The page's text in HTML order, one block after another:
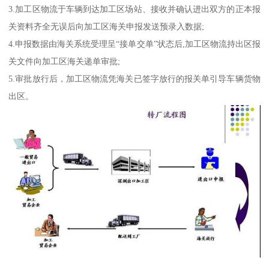
3.加工区物流于车辆到达加工区场站、接收并确认进出双方的正本报
关资料齐全无误后向加工区海关申报发送预录入数据;
4.申报数据由海关系统受理呈“接单交单”状态后,加工区物流持出区报
关文件向加工区海关递单审批;
5.审批放行后，加工区物流凭海关已签字放行的报关单引导车辆货物
出区。